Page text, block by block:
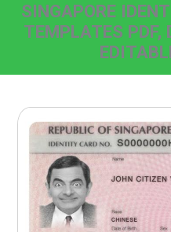
SINGAPORE
TEMPLATES PDF,